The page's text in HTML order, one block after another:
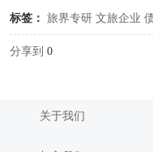
标签： 旅界专研 文旅企业
分享到 0
关于我们